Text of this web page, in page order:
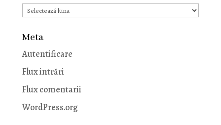
Arhive
Meta
Autentificare
Flux intrări
Flux comentarii
WordPress.org